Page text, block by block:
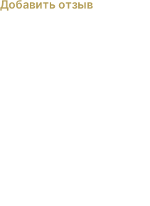
Добавить отзыв